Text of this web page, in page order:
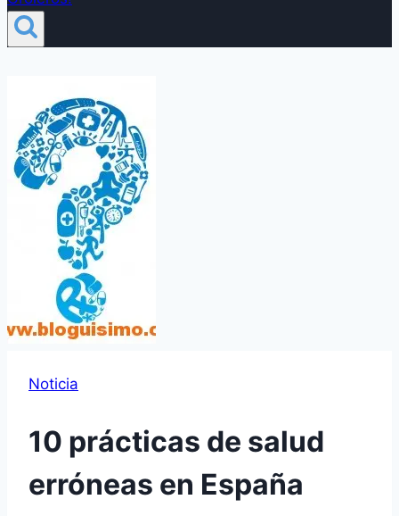
Noticia
10 prácticas de salud
erróneas en España